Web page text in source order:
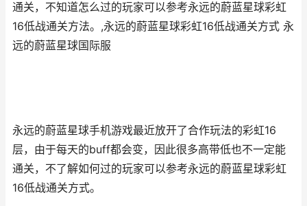
通关，不知道怎么过的玩家可以参考永远的蔚蓝星球彩虹
16低战通关方法。,永远的蔚蓝星球彩虹16低战通关方式 永
远的蔚蓝星球国际服
永远的蔚蓝星球手机游戏最近放开了合作玩法的彩虹16
层，由于每天的buff都会变，因此很多高带低也不一定能
通关，不了解如何过的玩家可以参考永远的蔚蓝星球彩虹
16低战通关方式。